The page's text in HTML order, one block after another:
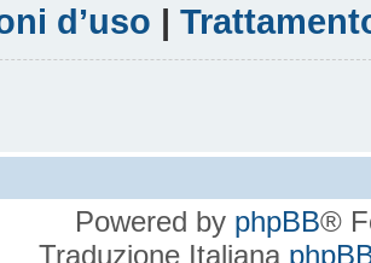
d’uso |
Powered by phpBB®
Traduzione Italiana